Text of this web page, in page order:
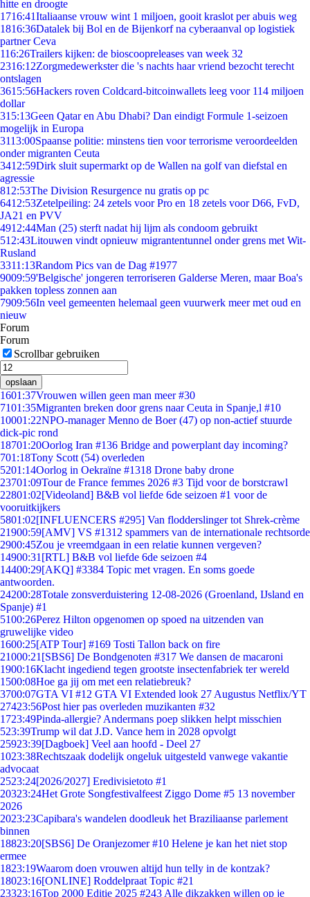
hitte en droogte
1716:41Italiaanse vrouw wint 1 miljoen, gooit kraslot per abuis weg
1816:36Datalek bij Bol en de Bijenkorf na cyberaanval op logistiek
partner Ceva
116:26Trailers kijken: de bioscoopreleases van week 32
2316:12Zorgmedewerkster die 's nachts haar vriend bezocht terecht
ontslagen
3615:56Hackers roven Coldcard-bitcoinwallets leeg voor 114 miljoen
dollar
315:13Geen Qatar en Abu Dhabi? Dan eindigt Formule 1-seizoen
mogelijk in Europa
3113:00Spaanse politie: minstens tien voor terrorisme veroordeelden
onder migranten Ceuta
3412:59Dirk sluit supermarkt op de Wallen na golf van diefstal en
agressie
812:53The Division Resurgence nu gratis op pc
6412:53Zetelpeiling: 24 zetels voor Pro en 18 zetels voor D66, FvD,
JA21 en PVV
4912:44Man (25) sterft nadat hij lijm als condoom gebruikt
512:43Litouwen vindt opnieuw migrantentunnel onder grens met Wit-
Rusland
3311:13Random Pics van de Dag #1977
9009:59'Belgische' jongeren terroriseren Galderse Meren, maar Boa's
pakken topless zonnen aan
7909:56In veel gemeenten helemaal geen vuurwerk meer met oud en
nieuw
Forum
Forum
Scrollbar gebruiken
opslaan
1601:37Vrouwen willen geen man meer #30
7101:35Migranten breken door grens naar Ceuta in Spanje,l #10
10001:22NPO-manager Menno de Boer (47) op non-actief stuurde
dick-pic rond
18701:20Oorlog Iran #136 Bridge and powerplant day incoming?
701:18Tony Scott (54) overleden
5201:14Oorlog in Oekraïne #1318 Drone baby drone
23701:09Tour de France femmes 2026 #3 Tijd voor de borstcrawl
22801:02[Videoland] B&B vol liefde 6de seizoen #1 voor de
vooruitkijkers
5801:02[INFLUENCERS #295] Van flodderslinger tot Shrek-crème
21900:59[AMV] VS #1312 spammers van de internationale rechtsorde
2900:45Zou je vreemdgaan in een relatie kunnen vergeven?
14900:31 [RTL] B&B vol liefde 6de seizoen #4
14400:29[AKQ] #3384 Topic met vragen. En soms goede
antwoorden.
24200:28Totale zonsverduistering 12-08-2026 (Groenland, IJsland en
Spanje) #1
5100:26Perez Hilton opgenomen op spoed na uitzenden van
gruwelijke video
1600:25[ATP Tour] #169 Tosti Tallon back on fire
21000:21 [SBS6] De Bondgenoten #317 We dansen de macaroni
1900:16Klacht ingediend tegen grootste insectenfabriek ter wereld
1500:08Hoe ga jij om met een relatiebreuk?
3700:07GTA VI #12 GTA VI Extended look 27 Augustus Netflix/YT
27423:56Post hier pas overleden muzikanten #32
1723:49Pinda-allergie? Andermans poep slikken helpt misschien
523:39Trump wil dat J.D. Vance hem in 2028 opvolgt
25923:39[Dagboek] Veel aan hoofd - Deel 27
1023:38Rechtszaak dodelijk ongeluk uitgesteld vanwege vakantie
advocaat
2523:24[2026/2027] Eredivisietoto #1
20323:24Het Grote Songfestivalfeest Ziggo Dome #5 13 november
2026
2023:23Capibara's wandelen doodleuk het Braziliaanse parlement
binnen
18823:20[SBS6] De Oranjezomer #10 Helene je kan het niet stop
ermee
1823:19Waarom doen vrouwen altijd hun telly in de kontzak?
18023:16[ONLINE] Roddelpraat Topic #21
23323:16Top 2000 Editie 2025 #243 Alle dikzakken willen op je